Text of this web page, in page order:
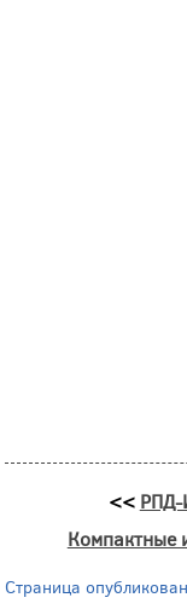
<< РПД-
Компактные
Страница